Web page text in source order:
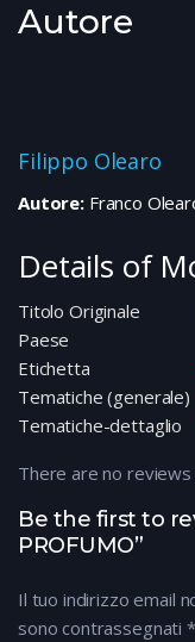
Autore
Filippo Olearo
Autore:Franco
Details of
Titolo Originale
Paese
Etichetta
Tematiche (generale)
Tematiche-dettaglio
Be the first to
PROFUMO”
Il tuo indirizzo email
sono contrassegnati *
There are no reviews